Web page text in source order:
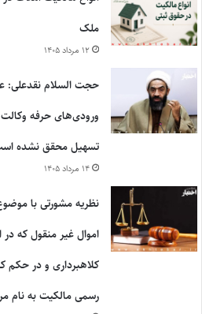
ملک
۱۲ مرداد ۱۴۰۵
حجت السلام نقدعلی:
ورودی‌های حرفه
تسهیل محقق نشده
۱۴ مرداد ۱۴۰۵
نظریه مشورتی با
اموال غیر منقول که در
کلاهبرداری و در حکم
رسمی مالکیت به نام